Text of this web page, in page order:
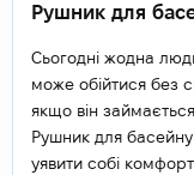
Рушник для
Сьогодні жодна
може обійтися без
якщо він
Рушник для
уявити собі